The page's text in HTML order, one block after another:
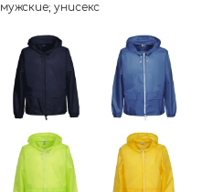
мужские; унисекс